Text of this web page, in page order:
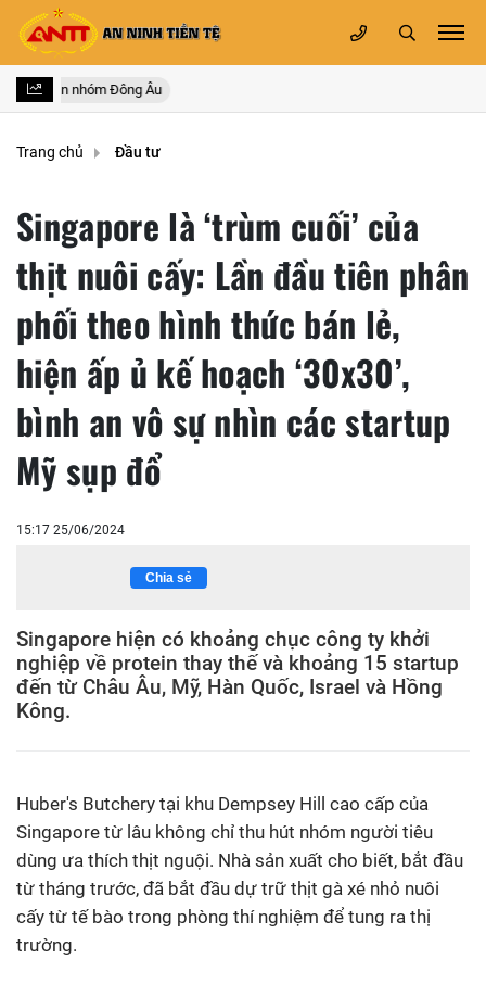
nhân nhóm Đông Âu
Trang chủ Đầu tư
Singapore là ‘trùm cuối’ của
thịt nuôi cấy: Lần đầu tiên phân
phối theo hình thức bán lẻ,
hiện ấp ủ kế hoạch ‘30x30’,
bình an vô sự nhìn các startup
Mỹ sụp đổ
15:17 25/06/2024
Chia sẻ
Singapore hiện có khoảng chục công ty khởi
nghiệp về protein thay thế và khoảng 15 startup
đến từ Châu Âu, Mỹ, Hàn Quốc, Israel và Hồng
Kông.
Huber's Butchery tại khu Dempsey Hill cao cấp của
Singapore từ lâu không chỉ thu hút nhóm người tiêu
dùng ưa thích thịt nguội. Nhà sản xuất cho biết, bắt đầu
từ tháng trước, đã bắt đầu dự trữ thịt gà xé nhỏ nuôi
cấy từ tế bào trong phòng thí nghiệm để tung ra thị
trường.